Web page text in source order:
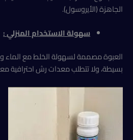
الجاهزة (الأيروسول).
سهولة الاستخدام المنزلي:
العبوة مصممة لسهولة الخلط مع الماء
بسيطة، ولا تتطلب معدات رش احترافية